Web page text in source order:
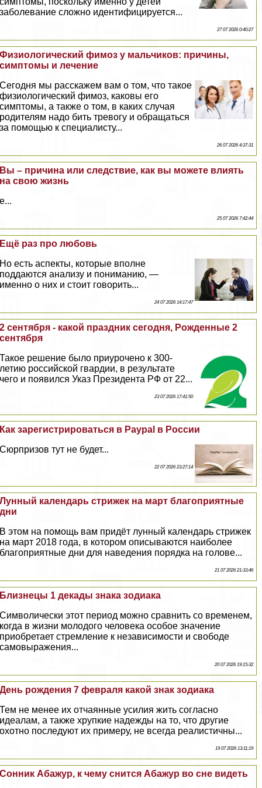
заболевание сложно идентифицируется...
27 07 2026 0:40:27
Физиологический фимоз у мальчиков: причины,
симптомы и лечение
Сегодня мы расскажем вам о том, что такое
физиологический фимоз, каковы его
симптомы, а также о том, в каких случая
родителям надо бить тревогу и обращаться
за помощью к специалисту...
26 07 2026 4:37:31
Вы – причина или следствие, как вы можете влиять
на свою жизнь
е...
25 07 2026 7:42:44
Ещё раз про любовь
Но есть аспекты, которые вполне
поддаются анализу и пониманию, —
именно о них и стоит говорить...
24 07 2026 14:17:47
2 сентября - какой праздник сегодня, Рожденные 2
сентября
Такое решение было приурочено к 300-
летию российской гвардии, в результате
чего и появился Указ Президента РФ от 22...
23 07 2026 17:41:50
Как зарегистрироваться в Paypal в России
Сюрпризов тут не будет...
22 07 2026 23:27:14
Лунный календарь стрижек на март благоприятные
дни
В этом на помощь вам придёт лунный календарь стрижек
на март 2018 года, в котором описываются наиболее
благоприятные дни для наведения порядка на голове...
21 07 2026 21:33:46
Близнецы 1 декады знака зодиака
Символически этот период можно сравнить со временем,
когда в жизни молодого человека особое значение
приобретает стремление к независимости и свободе
самовыражения...
20 07 2026 19:15:32
День рождения 7 февраля какой знак зодиака
Тем не менее их отчаянные усилия жить согласно
идеалам, а также хрупкие надежды на то, что другие
охотно последуют их примеру, не всегда реалистичны...
19 07 2026 13:11:19
Сонник Абажур, к чему снится Абажур во сне видеть